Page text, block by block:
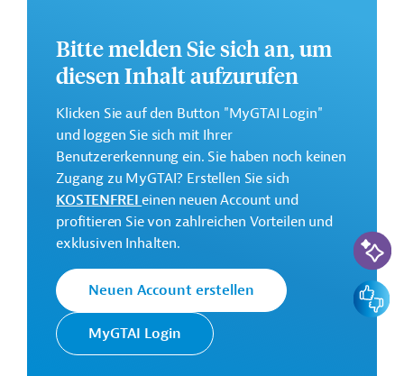
384 Millionen Euro (voraussichtlich)
Geberbeitrag:
Kontaktadressen
Europäische
Investitionsbank
(EIB)
Die EIB vertritt die
wirtschaftlichen Interessen der
EU durch Kreditvergabe an alle
Mitgliedsländer und unterstützt
die Entwicklungs- und
Kooperationspolitik der EU mit
Bitte melden Sie sich an, um
diesen Inhalt aufzurufen
Klicken Sie auf den Button "MyGTAI Login"
und loggen Sie sich mit Ihrer
Benutzererkennung ein. Sie haben noch keinen
Zugang zu MyGTAI? Erstellen Sie sich
KOSTENFREIeinen neuen Account und
profitieren Sie von zahlreichen Vorteilen und
exklusiven Inhalten.
Neuen Account erstellen
MyGTAI Login
KI-